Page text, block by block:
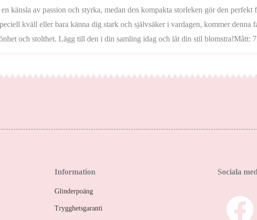
känsla av passion och styrka, medan den kompakta storleken gör den perfekt
kväll eller bara känna dig stark och självsäker i vardagen, kommer denna
och stolthet. Lägg till den i din samling idag och låt din stil blomstra!Mått:
Information
Glinderpoäng
Trygghetsgaranti
Sociala